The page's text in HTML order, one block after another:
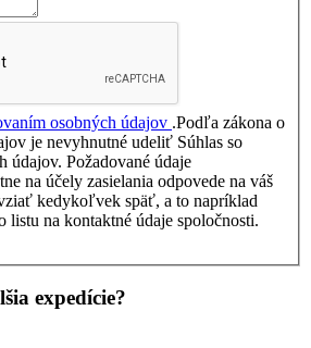
osobných údajov .Podľa zákona o
je nevyhnutné udeliť Súhlas so
údajov. Požadované údaje
na účely zasielania odpovede na váš
kedykoľvek späť, a to napríklad
listu na kontaktné údaje spoločnosti.
expedície?